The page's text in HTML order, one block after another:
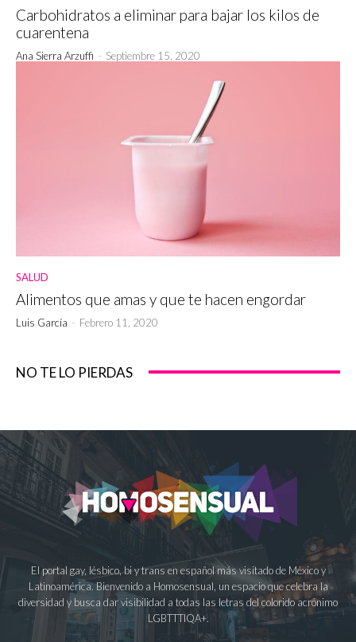
Carbohidratos a eliminar para bajar los kilos de
cuarentena
Ana Sierra Arzuffi - Septiembre 15, 2020
SALUD
Alimentos que amas y que te hacen engordar
Luis García - Febrero 11, 2020
NO TE LO PIERDAS
El portal gay, lésbico, bi y trans en español más visitado de México y
Latinoamérica. Bienvenido a Homosensual, un espacio que celebra la
diversidad y busca dar visibilidad a todas las letras del colorido acrónimo
LGBTTTIQA+.